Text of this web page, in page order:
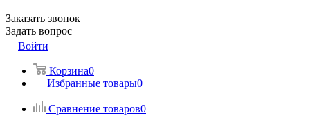
Заказать звонок
Задать вопрос
Войти
Корзина0
Избранные товары0
Сравнение товаров0